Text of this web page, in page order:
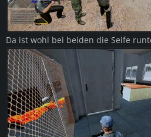
Da ist wohl bei beiden die Seife